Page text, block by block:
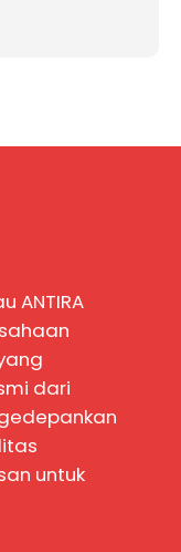
ANTIRA
dari
untuk